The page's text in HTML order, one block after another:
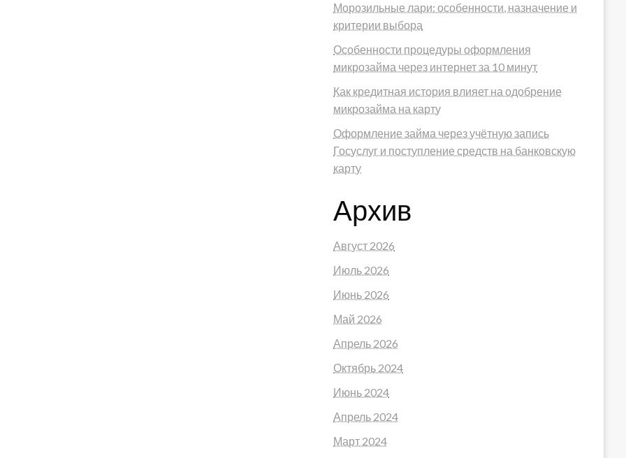
Морозильные лари: особенности, назначение и
критерии выбора
Особенности процедуры оформления
микрозайма через интернет за 10 минут
Как кредитная история влияет на одобрение
микрозайма на карту
Оформление займа через учётную запись
Госуслуг и поступление средств на банковскую
карту
Архив
Август 2026
Июль 2026
Июнь 2026
Май 2026
Апрель 2026
Октябрь 2024
Июнь 2024
Апрель 2024
Март 2024